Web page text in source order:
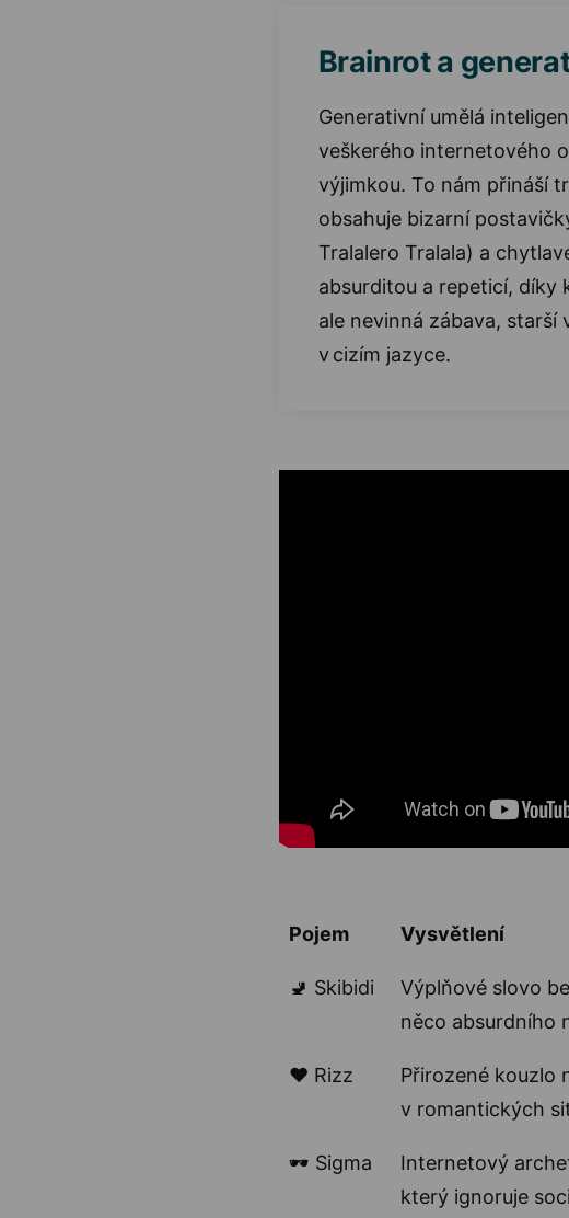
Brainrot a
Generativní umělá
veškerého internetového
výjimkou. To nám přináší
obsahuje bizarní
Tralalero Tralala) a
absurditou a repeticí, díky
ale nevinná zábava, starší
v cizím jazyce.
Pojem Vysvětlení
🚽 Skibidi
Výplňové slovo
něco absurdního
❤️ Rizz
Přirozené kouzlo
v romantických
🕶️ Sigma
Internetový
který ignoruje